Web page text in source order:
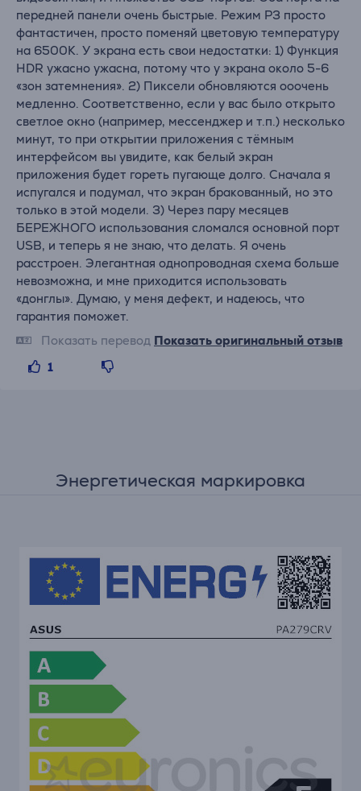
передней панели очень быстрые. Режим P3 просто
фантастичен, просто поменяй цветовую температуру
на 6500K. У экрана есть свои недостатки: 1) Функция
HDR ужасно ужасна, потому что у экрана около 5-6
«зон затемнения». 2) Пиксели обновляются ооочень
медленно. Соответственно, если у вас было открыто
светлое окно (например, мессенджер и т.п.) несколько
минут, то при открытии приложения с тёмным
интерфейсом вы увидите, как белый экран
приложения будет гореть пугающе долго. Сначала я
испугался и подумал, что экран бракованный, но это
только в этой модели. 3) Через пару месяцев
БЕРЕЖНОГО использования сломался основной порт
USB, и теперь я не знаю, что делать. Я очень
расстроен. Элегантная однопроводная схема больше
невозможна, и мне приходится использовать
«донглы». Думаю, у меня дефект, и надеюсь, что
гарантия поможет.
Показать перевод Показать оригинальный отзыв
1
Энергетическая маркировка